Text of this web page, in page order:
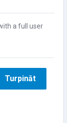
a full user
Turpināt